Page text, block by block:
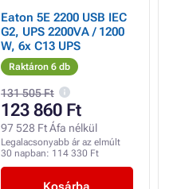
Eaton 5E 2200 USB IEC
G2, UPS 2200VA / 1200
W, 6x C13 UPS
Raktáron 6 db
131 505 Ft
123 860 Ft
97 528 Ft Áfa nélkül
Legalacsonyabb ár az elmúlt
30 napban: 114 330 Ft